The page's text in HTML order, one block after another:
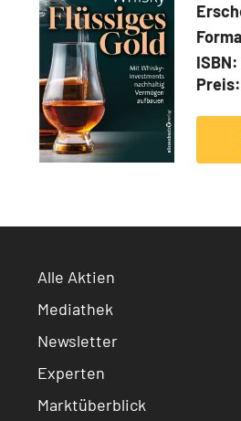
ISBN:
Preis:
Alle Aktien
Mediathek
Newsletter
Experten
Marktüberblick